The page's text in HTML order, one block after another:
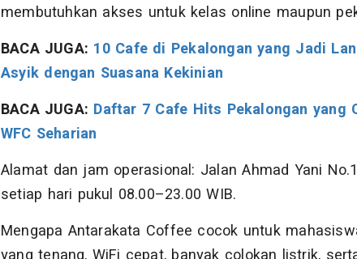
membutuhkan akses untuk kelas online maupun
BACA JUGA: 10 Cafe di Pekalongan yang Jadi
Asyik dengan Suasana Kekinian
BACA JUGA: Daftar 7 Cafe Hits Pekalongan yang
WFC Seharian
Alamat dan jam operasional: Jalan Ahmad Yani
setiap hari pukul 08.00–23.00 WIB.
Mengapa Antarakata Coffee cocok untuk